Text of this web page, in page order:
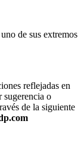
de sus extremos
reflejadas en
sugerencia o
de la siguiente